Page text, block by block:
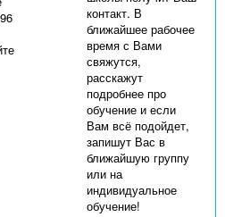
контакт. В
ближайшее рабочее
время с Вами
свяжутся,
расскажут
подробнее про
обучение и если
Вам всё подойдет,
запишут Вас в
ближайшую группу
или на
индивидуальное
обучение!